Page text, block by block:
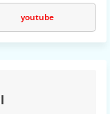
youtube